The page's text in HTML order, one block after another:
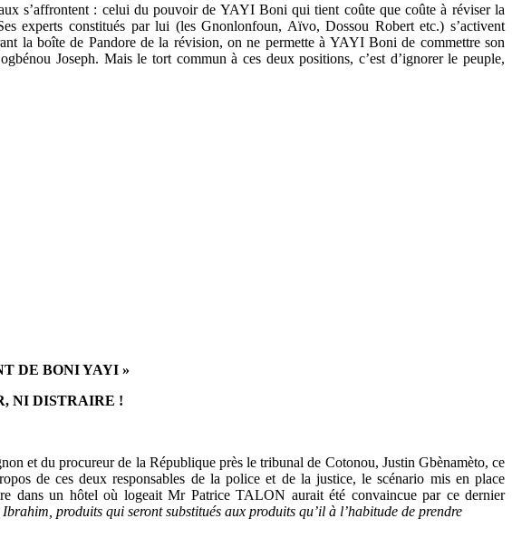
s’affrontent : celui du pouvoir de YAYI Boni qui tient coûte que coûte à réviser la
experts constitués par lui (les Gnonlonfoun, Aïvo, Dossou Robert etc.) s’activent
la boîte de Pandore de la révision, on ne permette à YAYI Boni de commettre son
Joseph. Mais le tort commun à ces deux positions, c’est d’ignorer le peuple,
DE BONI YAYI »
NI DISTRAIRE !
et du procureur de la République près le tribunal de Cotonou, Justin Gbènamèto, ce
de ces deux responsables de la police et de la justice, le scénario mis en place
dans un hôtel où logeait Mr Patrice TALON aurait été convaincue par ce dernier
produits qui seront substitués aux produits qu’il à l’habitude de prendre